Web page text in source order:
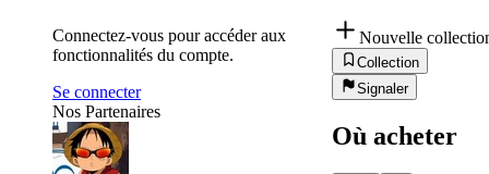
Connectez-vous pour accéder aux
fonctionnalités du compte.
Se connecter
Nos Partenaires
Nouvelle
Collection
Signaler
Où acheter